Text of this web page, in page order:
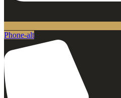
Phone-alt